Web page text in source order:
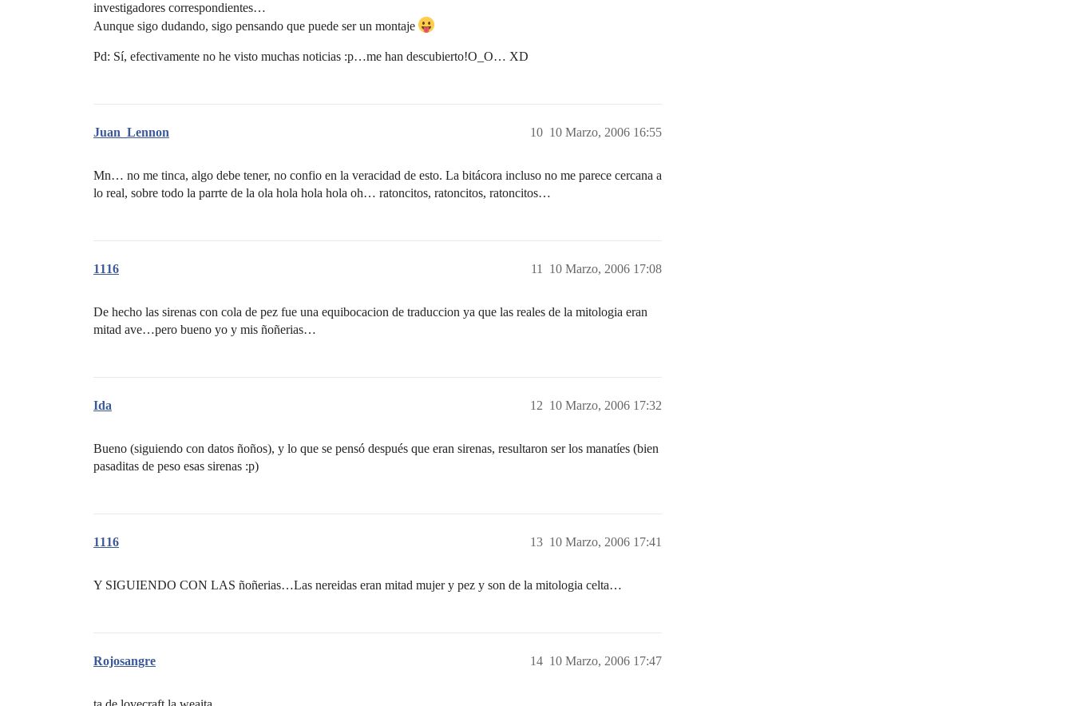
investigadores correspondientes…
Aunque sigo dudando, sigo pensando que puede ser un montaje
Pd: Sí, efectivamente no he visto muchas noticias :p…me han descubierto!O_O… XD
Juan_Lennon 10 Marzo, 2006 16:55
10
Mn… no me tinca, algo debe tener, no confio en la veracidad de esto. La bitácora incluso no me parece cercana a
lo real, sobre todo la parrte de la ola hola hola hola oh… ratoncitos, ratoncitos, ratoncitos…
1116 10 Marzo, 2006 17:08
11
De hecho las sirenas con cola de pez fue una equibocacion de traduccion ya que las reales de la mitologia eran
mitad ave…pero bueno yo y mis ñoñerias…
Ida 10 Marzo, 2006 17:32
12
Bueno (siguiendo con datos ñoños), y lo que se pensó después que eran sirenas, resultaron ser los manatíes (bien
pasaditas de peso esas sirenas :p)
1116 10 Marzo, 2006 17:41
13
Y SIGUIENDO CON LAS ñoñerias…Las nereidas eran mitad mujer y pez y son de la mitologia celta…
Rojosangre 10 Marzo, 2006 17:47
14